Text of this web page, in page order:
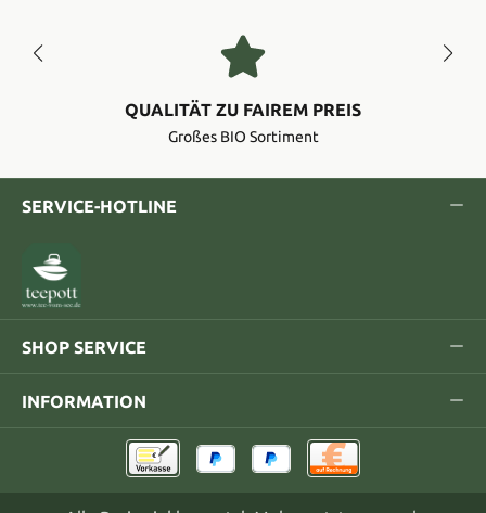
QUALITÄT ZU FAIREM PREIS
Großes BIO Sortiment
SERVICE-HOTLINE
SHOP SERVICE
INFORMATION